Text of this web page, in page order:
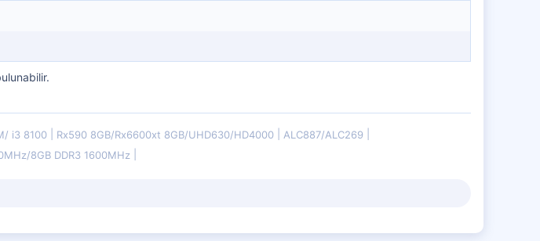
i3 8100 Rx590 8GB/Rx6600xt 8GB/UHD630/HD4000
ALC887/ALC269
8GB DDR3 1600MHz